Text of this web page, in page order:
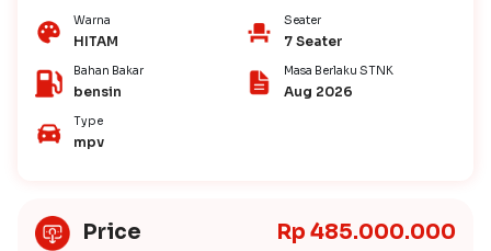
Warna
HITAM
Seater
7 Seater
Bahan Bakar
bensin
Masa Berlaku STNK
Aug 2026
Type
mpv
Price Rp 485.000.000